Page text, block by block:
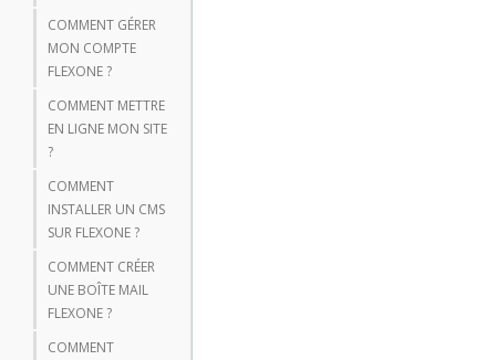
COMMENT GÉRER
MON COMPTE
FLEXONE ?
COMMENT METTRE
EN LIGNE MON SITE
?
COMMENT
INSTALLER UN CMS
SUR FLEXONE ?
COMMENT CRÉER
UNE BOÎTE MAIL
FLEXONE ?
COMMENT